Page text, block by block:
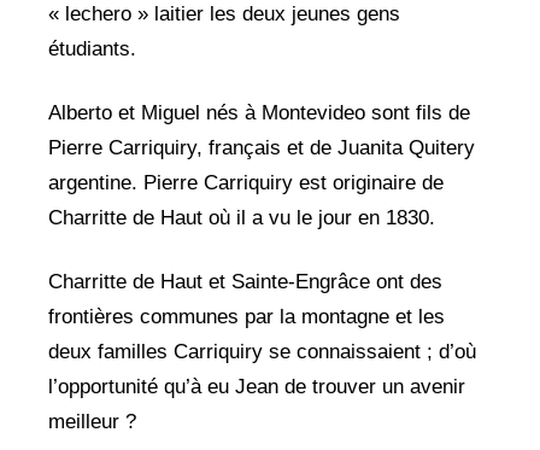
« lechero » laitier les deux jeunes gens
étudiants.
Alberto et Miguel nés à Montevideo sont fils de
Pierre Carriquiry, français et de Juanita Quitery
argentine. Pierre Carriquiry est originaire de
Charritte de Haut où il a vu le jour en 1830.
Charritte de Haut et Sainte-Engrâce ont des
frontières communes par la montagne et les
deux familles Carriquiry se connaissaient ; d’où
l’opportunité qu’à eu Jean de trouver un avenir
meilleur ?